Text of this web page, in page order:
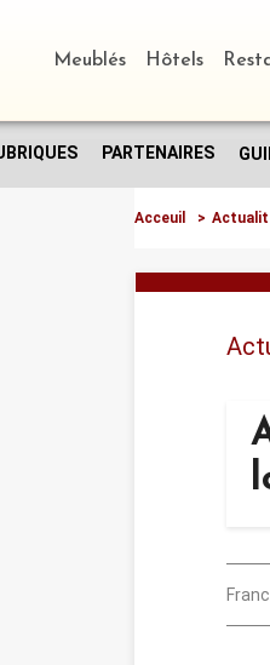
Meublés Hôtels
PARTENAIRES
Acceuil >